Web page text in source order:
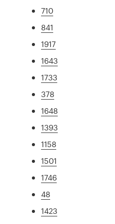
710
841
1917
1643
1733
378
1648
1393
1158
1501
1746
48
1423